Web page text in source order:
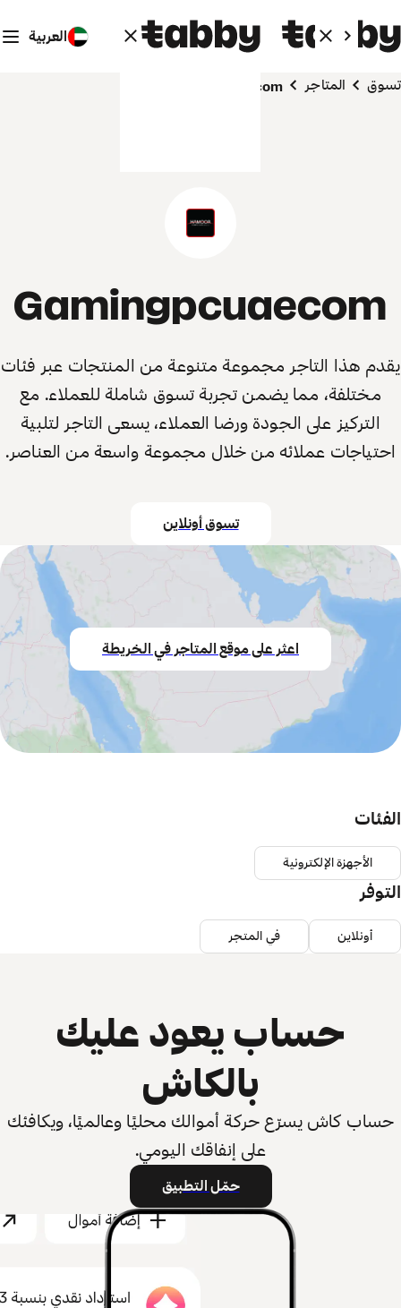
العربية
تسوق المتاجر Gamingpcuaecom
Gamingpcuaecom
يقدم هذا التاجر مجموعة متنوعة من المنتجات عبر فئات
مختلفة، مما يضمن تجربة تسوق شاملة للعملاء. مع
التركيز على الجودة ورضا العملاء، يسعى التاجر لتلبية
احتياجات عملائه من خلال مجموعة واسعة من العناصر.
تسوق أونلاين
اعثر على موقع المتاجر في الخريطة
الفئات
الأجهزة الإلكترونية
التوفر
أونلاين في المتجر
حساب يعود عليك
بالكاش
حساب كاش يسرّع حركة أموالك محليًا وعالميًا، ويكافئك
على إنفاقك اليومي.
حمّل التطبيق